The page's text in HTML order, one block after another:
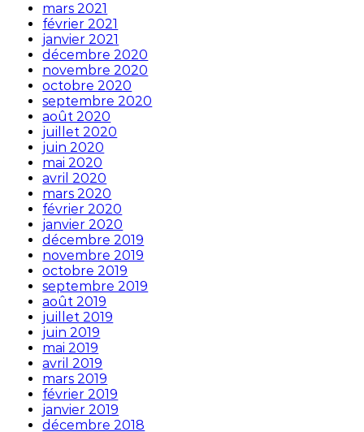
mars 2021
février 2021
janvier 2021
décembre 2020
novembre 2020
octobre 2020
septembre 2020
août 2020
juillet 2020
juin 2020
mai 2020
avril 2020
mars 2020
février 2020
janvier 2020
décembre 2019
novembre 2019
octobre 2019
septembre 2019
août 2019
juillet 2019
juin 2019
mai 2019
avril 2019
mars 2019
février 2019
janvier 2019
décembre 2018